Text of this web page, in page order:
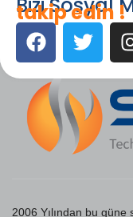
takip edin !
2006 Yılından bu